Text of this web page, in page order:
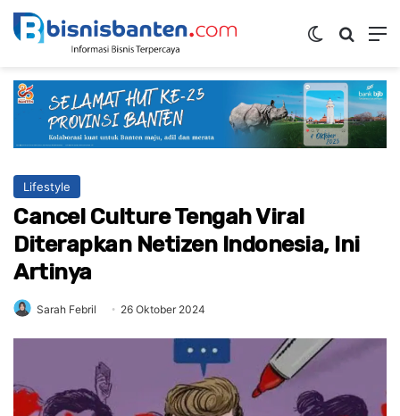
Switch skin
Lifestyle
Cancel Culture Tengah Viral
Diterapkan Netizen Indonesia, Ini
Artinya
Sarah Febril 26 Oktober 2024